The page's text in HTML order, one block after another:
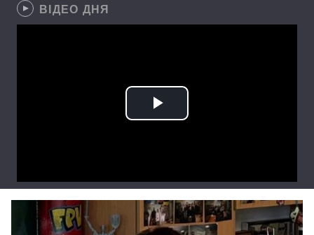
ВІДЕО ДНЯ